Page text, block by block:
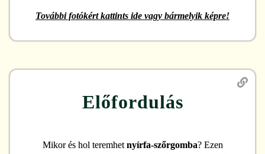
További fotókért kattints ide vagy bármelyik képre!
Előfordulás
Mikor és hol teremhet nyírfa-szőrgomba? Ezen